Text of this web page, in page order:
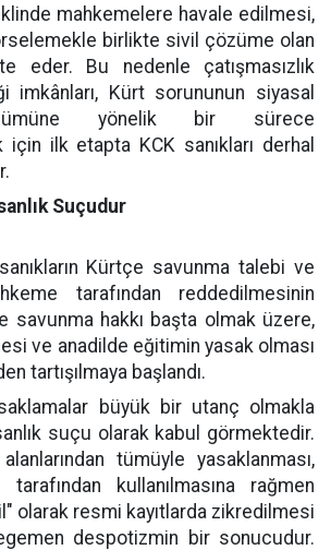
mahkemelere havale edilmesi,
birlikte sivil çözüme olan
eder. Bu nedenle çatışmasızlık
imkânları, Kürt sorununun siyasal
yönelik bir sürece
için ilk etapta KCK sanıkları derhal
Suçudur
Kürtçe savunma talebi ve
tarafından reddedilmesinin
savunma hakkı başta olmak üzere,
ve anadilde eğitimin yasak olması
tartışılmaya başlandı.
büyük bir utanç olmakla
suçu olarak kabul görmektedir.
tümüyle yasaklanması,
kullanılmasına rağmen
olarak resmi kayıtlarda zikredilmesi
despotizmin bir sonucudur.